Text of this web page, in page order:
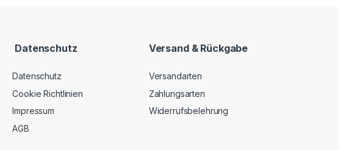
Datenschutz
Datenschutz
Cookie Richtlinien
Impressum
AGB
Versand & Rückgabe
Versandarten
Zahlungsarten
Widerrufsbelehrung